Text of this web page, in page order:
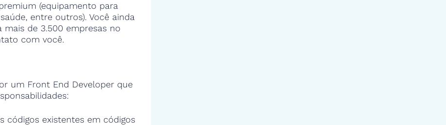
(equipamento para
entre outros). Você ainda
mais de 3.500 empresas no
com você.
um Front End Developer que
códigos existentes em códigos